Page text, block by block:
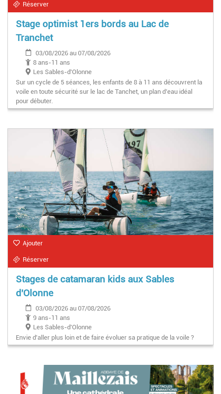
Réserver
Stage optimist 1ers bords au Lac de
Tranchet
03/08/2026 au 07/08/2026
8 ans-11 ans
Les Sables-d'Olonne
Sur un cycle de 5 séances, les enfants de 8 à 11 ans découvrent la
voile en toute sécurité sur le lac de Tanchet, un plan d’eau idéal
pour débuter.
Ajouter
Réserver
Stages de catamaran kids aux Sables
d'Olonne
03/08/2026 au 07/08/2026
9 ans-11 ans
Les Sables-d'Olonne
Envie d'aller plus loin et de faire évoluer sa pratique de la voile ?